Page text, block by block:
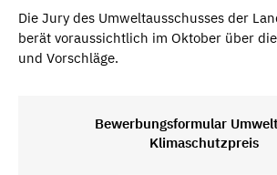
Die Jury des Umweltausschusses der
berät voraussichtlich im Oktober über
und Vorschläge.
Bewerbungsformular
Klimaschutzpreis